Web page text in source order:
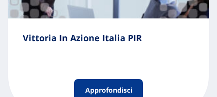
Vittoria In Azione Italia PIR
Approfondisci